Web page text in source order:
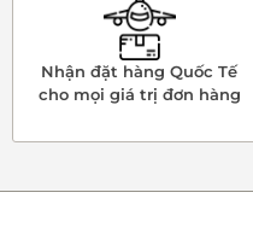
Nhận đặt hàng Quốc Tế
cho mọi giá trị đơn hàng